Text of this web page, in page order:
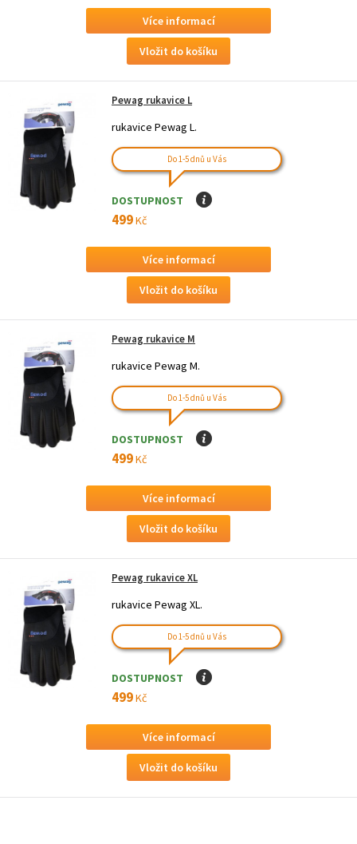
Více informací
Pewag rukavice L
rukavice Pewag L.
Do 1-5 dnů u Vás
DOSTUPNOST I
499Kč
Více informací
Pewag rukavice M
rukavice Pewag M.
Do 1-5 dnů u Vás
DOSTUPNOST I
499Kč
Více informací
Pewag rukavice XL
rukavice Pewag XL.
Do 1-5 dnů u Vás
DOSTUPNOST I
499Kč
Více informací